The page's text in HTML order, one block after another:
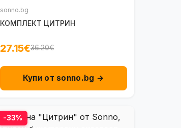
sonno.bg
КОМПЛЕКТ ЦИТРИН
27.15€36.20€
Купи от sonno.bg →
-33%